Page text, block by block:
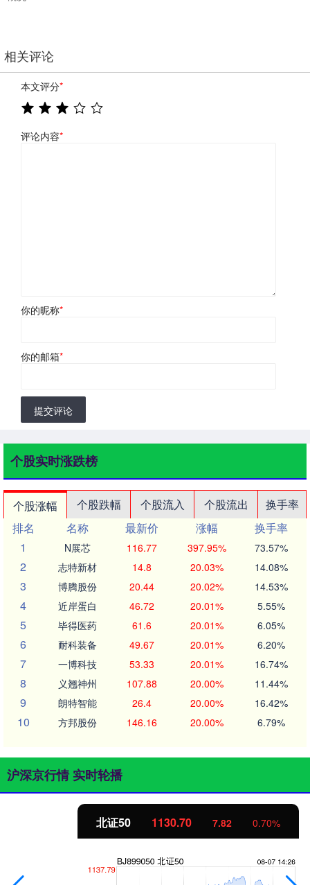
相关评论
本文评分*
评论内容*
你的昵称*
你的邮箱*
提交评论
个股实时涨跌榜
个股涨幅 个股跌幅 个股流入 个股流出
换手率
排名
名称 最新价 涨幅
换手率
1
N展芯 116.77 397.95% 73.57%
2 志特新材 14.8 20.03% 14.08%
3 博腾股份 20.44 20.02% 14.53%
4 近岸蛋白 46.72 20.01% 5.55%
5 毕得医药 61.6 20.01% 6.05%
6 耐科装备 49.67 20.01% 6.20%
7 一博科技 53.33 20.01% 16.74%
8 义翘神州 107.88 20.00% 11.44%
9 朗特智能 26.4 20.00% 16.42%
10 方邦股份 146.16 20.00% 6.79%
沪深京行情 实时轮播
北证50 1130.70 7.82 0.70%